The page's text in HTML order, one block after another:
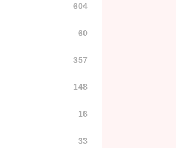
604
60
357
148
16
33